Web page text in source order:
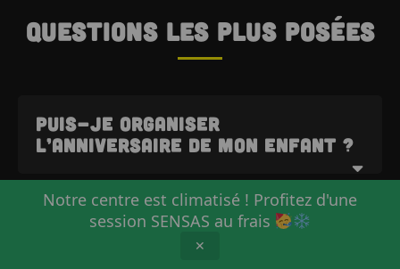
Questions les plus posées
Puis-je organiser
l’anniversaire de mon enfant ?
Pour le plaisir des enfants, nous avons
mis en place un parcours nous
permettant d'accueillir des groupes
d'enfants pour des anniversaires. Voici
Faites-vous des tarifs réduits
Notre centre est climatisé ! Profitez d'une
session SENSAS au frais
✕